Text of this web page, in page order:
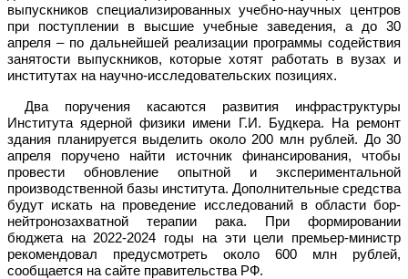
выпускников специализированных учебно-научных центров
при поступлении в высшие учебные заведения, а до 30
апреля – по дальнейшей реализации программы содействия
занятости выпускников, которые хотят работать в вузах и
институтах на научно-исследовательских позициях.
Два поручения касаются развития инфраструктуры
Института ядерной физики имени Г.И. Будкера. На ремонт
здания планируется выделить около 200 млн рублей. До 30
апреля поручено найти источник финансирования, чтобы
провести обновление опытной и экспериментальной
производственной базы института. Дополнительные средства
будут искать на проведение исследований в области бор-
нейтронозахватной терапии рака. При формировании
бюджета на 2022-2024 годы на эти цели премьер-министр
рекомендовал предусмотреть около 600 млн рублей,
сообщается на сайте правительства РФ.